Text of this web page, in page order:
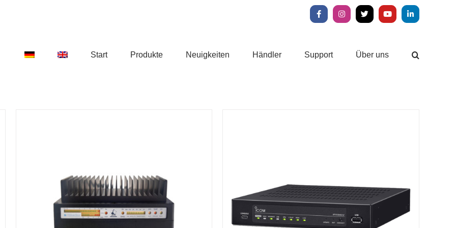
FacebookInstagram
X YouTubeLinkedIn
Start Produkte Neuigkeiten Händler Support Über uns
DETAILS